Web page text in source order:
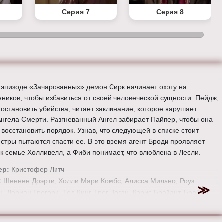
Серия 7 Серия 8
«Зачарованных» демон Сирк начинает охоту на
чтобы избавиться от своей человеческой сущности. Пейдж,
убийства, читает заклинание, которое нарушает
Смерти. Разгневанный Ангел забирает Пайпер, чтобы она
порядок. Узнав, что следующей в списке стоит
пытаются спасти ее. В это время агент Броди проявляет
семье Холливелл, а Фиби понимает, что влюблена в Лесли.
Кристофер Литч
Шеннен Доэрти, Холли Мари Комбс, Алисса Милано, Роуз
Дориан Грегори, Тед Кинг, Грег Воган, Кэрис Брайант, Брайан
Пэттерсон, Виктор Вебстер, Иван Сергей, Финола Хьюз,